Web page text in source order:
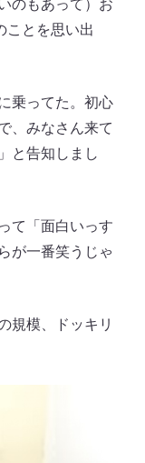
のもあって）お
ことを思い出
乗ってた。初心
、みなさん来て
と告知しまし
て「面白いっす
が一番笑うじゃ
規模、ドッキリ